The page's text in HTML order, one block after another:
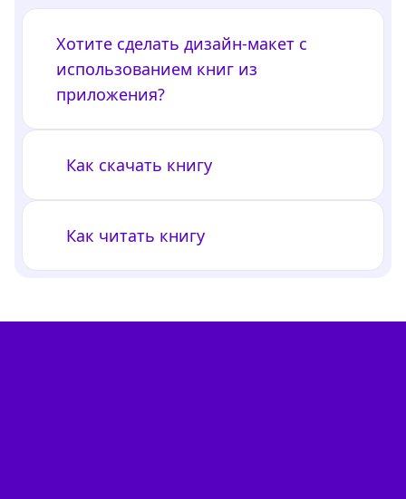
Хотите сделать дизайн-макет с
использованием книг из
приложения?
Как скачать книгу
Как читать книгу